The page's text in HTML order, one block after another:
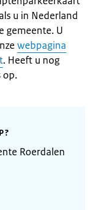
u in Nederland
gemeente. U
webpagina
. Heeft u nog
op.
Roerdalen